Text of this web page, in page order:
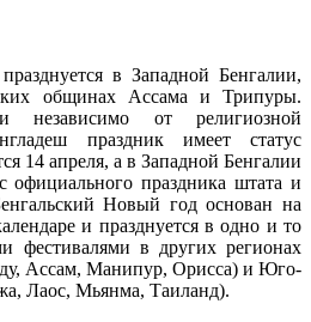
в Западной Бенгалии,
общинах Ассама и Трипуры.
независимо от религиозной
праздник имеет статус
14 апреля, а в Западной Бенгалии
праздника штата и
Новый год основан на
и празднуется в одно и то
фестивалями в других регионах
Ассам, Манипур, Орисса) и Юго-
Лаос, Мьянма, Таиланд).